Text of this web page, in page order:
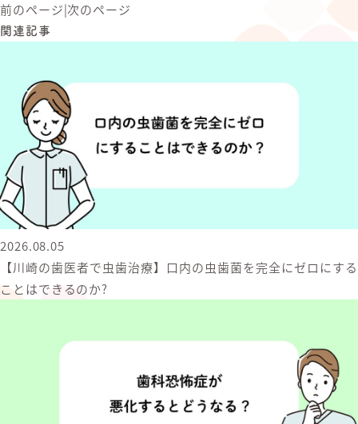
前のページ|次のページ
関連記事
2026.08.05
【川崎の歯医者で虫歯治療】口内の虫歯菌を完全にゼロにする
ことはできるのか?